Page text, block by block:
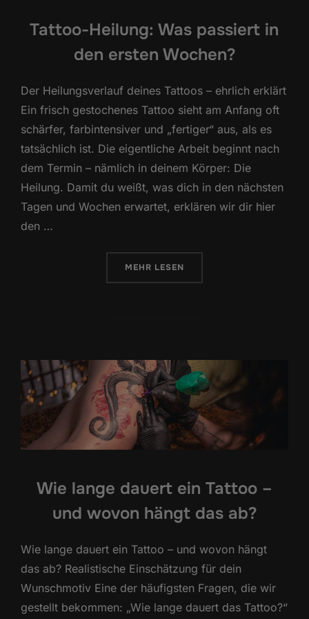
Tattoo-Heilung: Was passiert in
den ersten Wochen?
Der Heilungsverlauf deines Tattoos – ehrlich erklärt
Ein frisch gestochenes Tattoo sieht am Anfang oft
schärfer, farbintensiver und „fertiger“ aus, als es
tatsächlich ist. Die eigentliche Arbeit beginnt nach
dem Termin – nämlich in deinem Körper: Die
Heilung. Damit du weißt, was dich in den nächsten
Tagen und Wochen erwartet, erklären wir dir hier
den …
MEHR ÜBER „TATTOO-HEILUNG: WAS
LESEN
Wie lange dauert ein Tattoo –
und wovon hängt das ab?
Wie lange dauert ein Tattoo – und wovon hängt
das ab? Realistische Einschätzung für dein
Wunschmotiv Eine der häufigsten Fragen, die wir
gestellt bekommen: „Wie lange dauert das Tattoo?“